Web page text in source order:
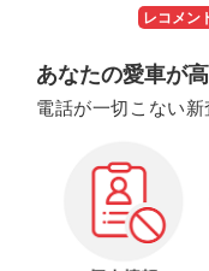
レコメン
あなたの愛車が
電話が一切こない新